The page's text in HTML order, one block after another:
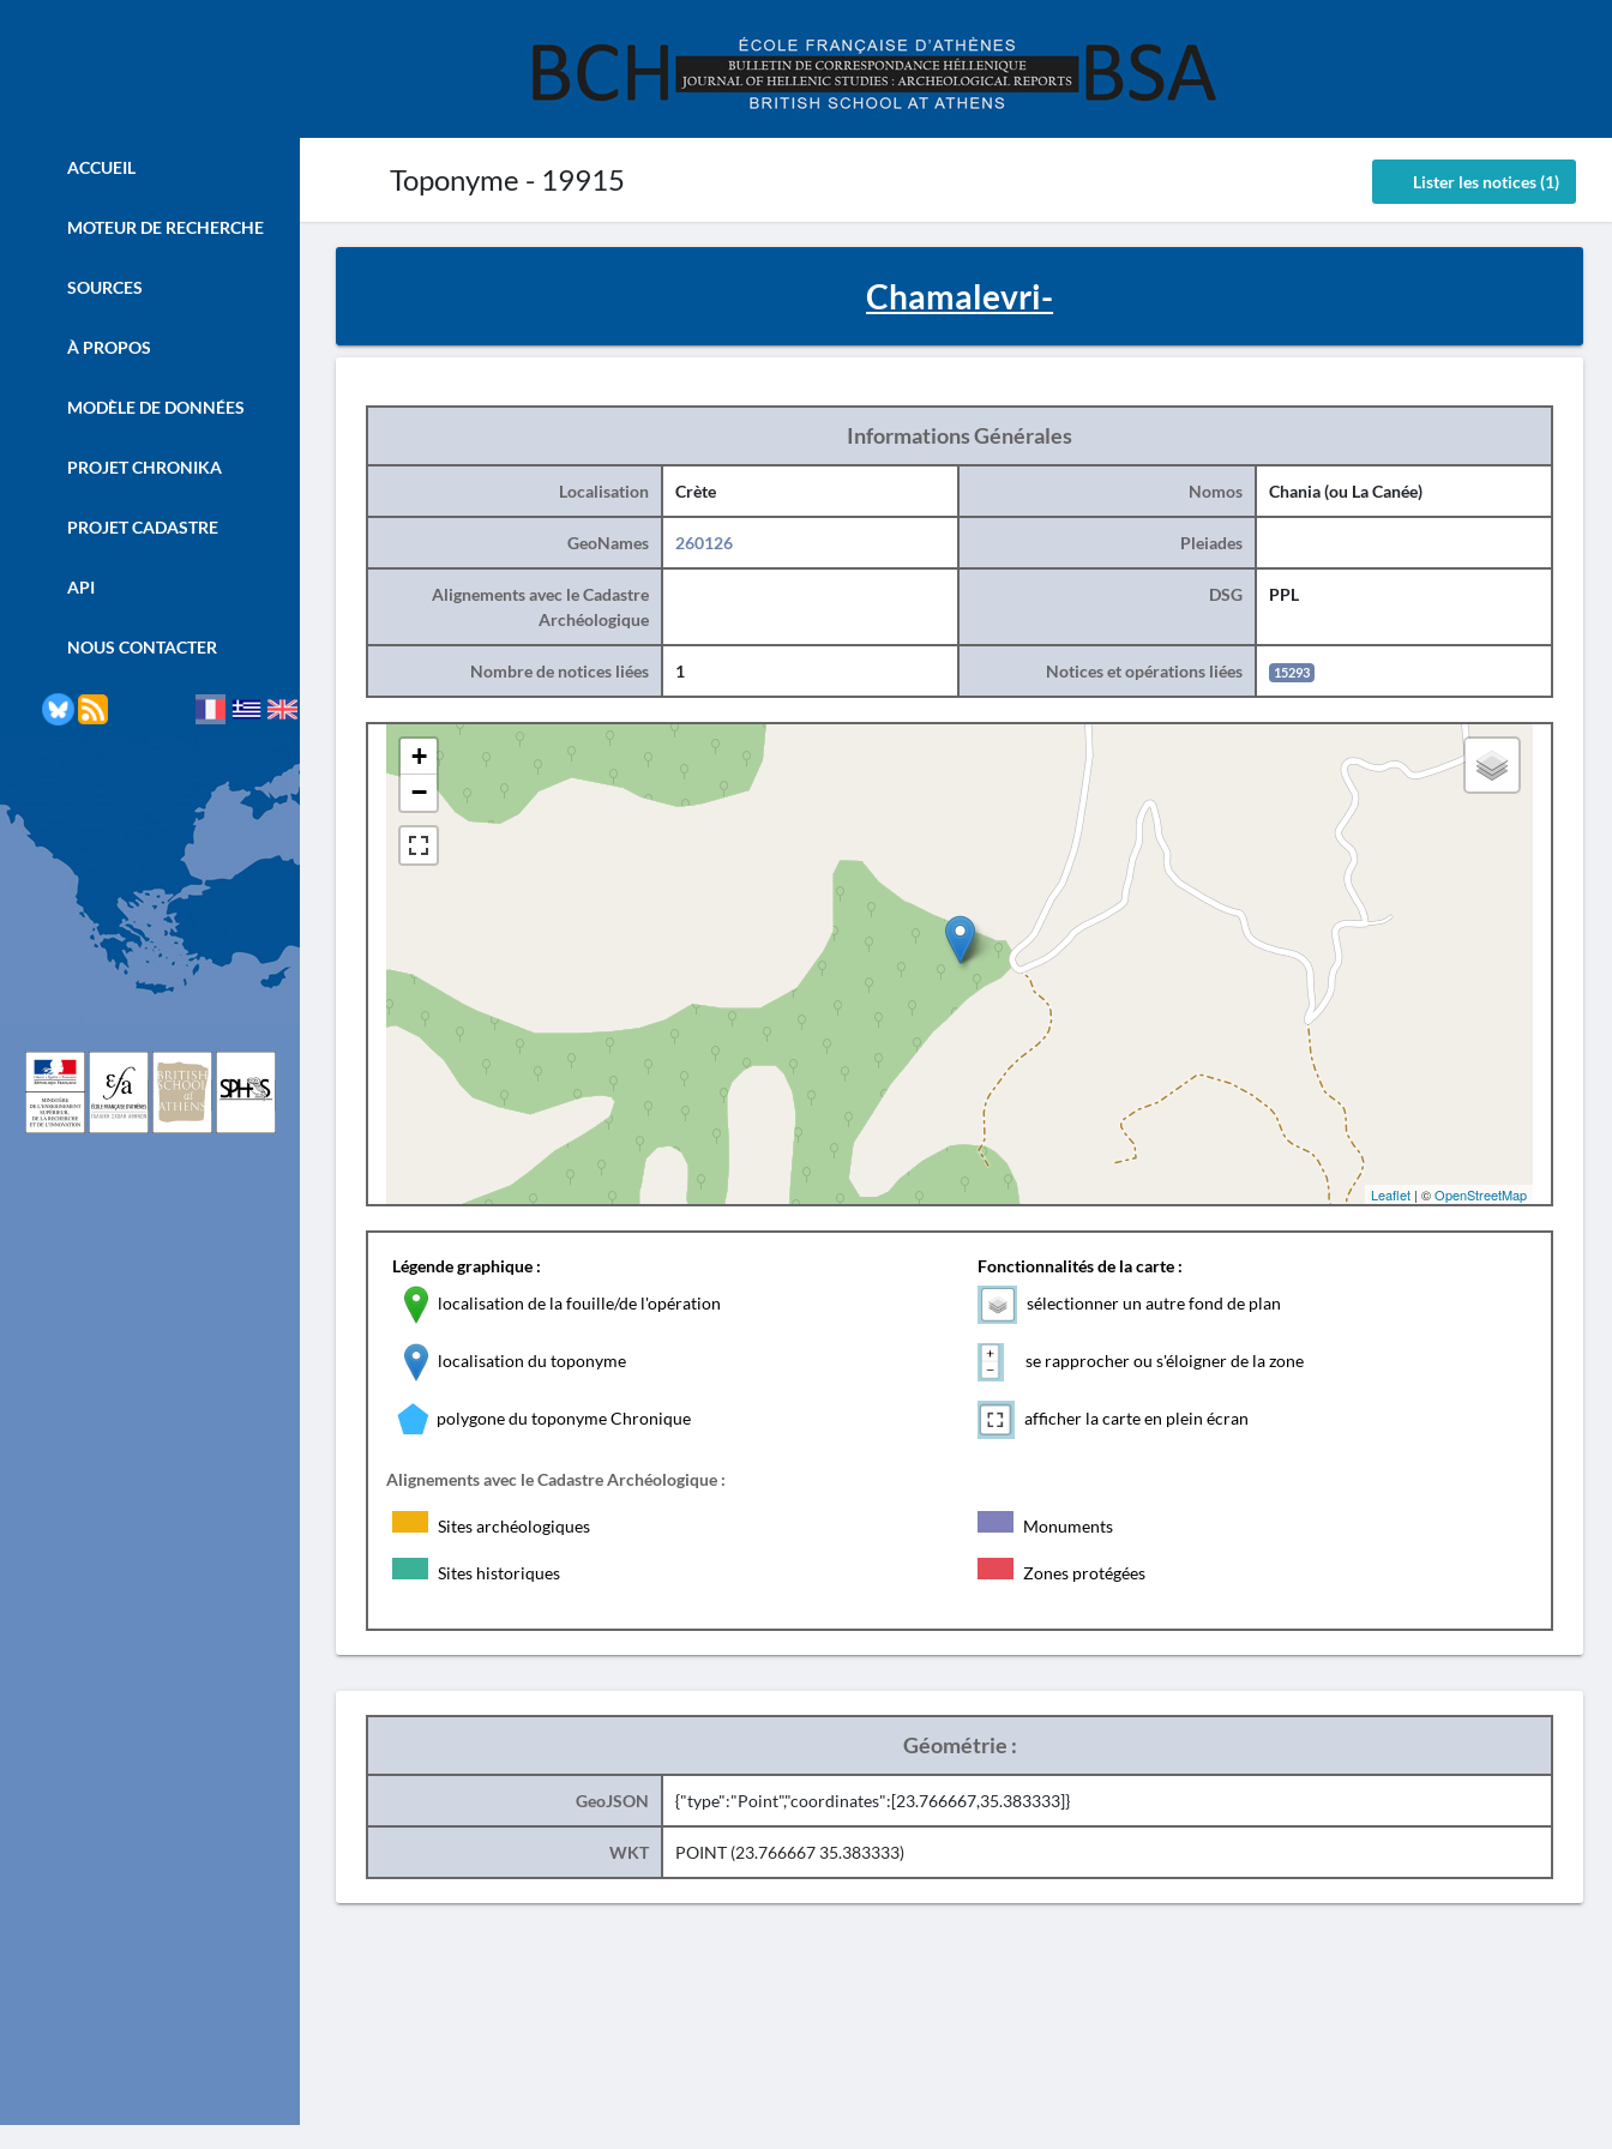
Toponyme - 19915 Lister les notices (1)
ACCUEIL
MOTEUR DE RECHERCHE
SOURCES
À PROPOS
MODÈLE DE DONNÉES
PROJET CHRONIKA
PROJET CADASTRE
API
NOUS CONTACTER
Chamalevri-
Informations Générales
Localisation Crète Nomos Chania (ou La Canée)
GeoNames 260126 Pleiades
Alignements avec le Cadastre
Archéologique
DSG PPL
Nombre de notices liées 1 Notices et opérations liées 15293
+
−
Leaflet | ©OpenStreetMap
Légende graphique :
localisation de la fouille/de l'opération
localisation du toponyme
polygone du toponyme Chronique
Fonctionnalités de la carte :
sélectionner un autre fond de plan
se rapprocher ou s'éloigner de la zone
afficher la carte en plein écran
Alignements avec le Cadastre Archéologique :
Sites archéologiques Monuments
Sites historiques Zones protégées
Géométrie :
GeoJSON {"type":"Point","coordinates":[23.766667,35.383333]}
WKT POINT (23.766667 35.383333)